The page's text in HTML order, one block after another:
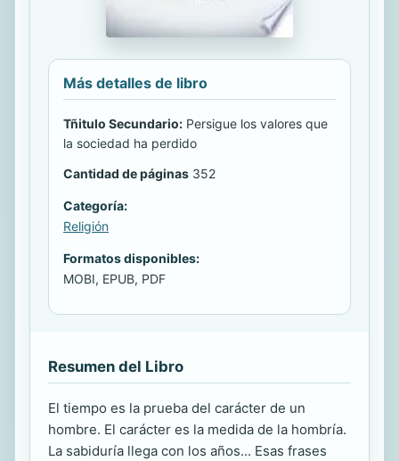
Más detalles de libro
Tñitulo Secundario: Persigue los valores que
la sociedad ha perdido
Cantidad de páginas 352
Categoría:
Religión
Formatos disponibles:
MOBI, EPUB, PDF
Resumen del Libro
El tiempo es la prueba del carácter de un
hombre. El carácter es la medida de la hombría.
La sabiduría llega con los años... Esas frases